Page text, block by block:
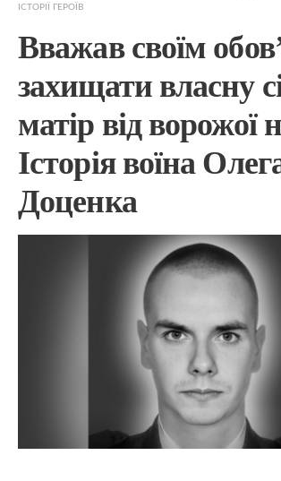
ІСТОРІЇ ГЕРОЇВ
Вважав своїм
захищати власну
матір від ворожої
Історія воїна
Доценка